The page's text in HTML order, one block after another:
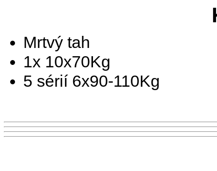
Mrtvý tah
1x 10x70Kg
5 sérií 6x90-110Kg